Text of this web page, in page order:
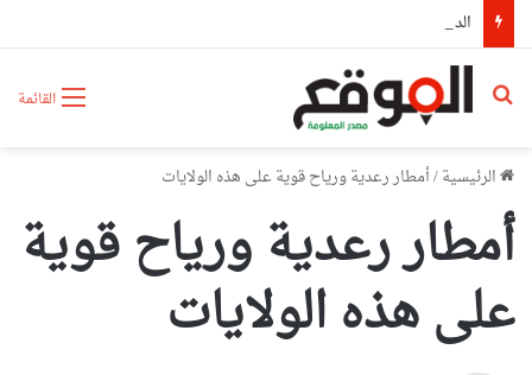
القائمة بحث عن
الرئيسية/أمطار رعدية ورياح قوية على هذه الولايات
أمطار رعدية ورياح قوية
على هذه الولايات